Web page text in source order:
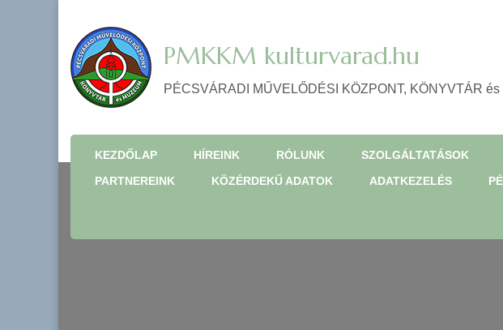
PMKKM kulturvarad.hu
PÉCSVÁRADI MŰVELŐDÉSI KÖZPONT, KÖNYVTÁR és
KEZDŐLAP HÍREINK RÓLUNK SZOLGÁLTATÁSOK
PARTNEREINK
KÖZÉRDEKŰ ADATOK ADATKEZELÉS